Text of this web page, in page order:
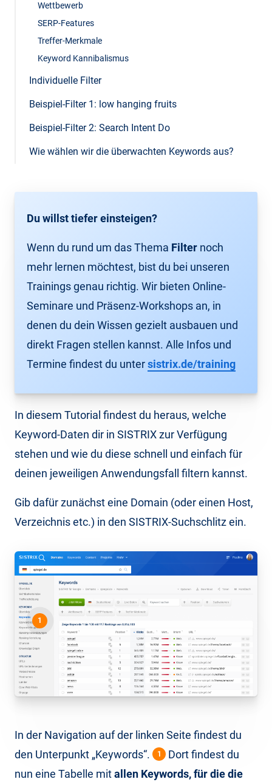
Wettbewerb
SERP-Features
Treffer-Merkmale
Keyword Kannibalismus
Individuelle Filter
Beispiel-Filter 1: low hanging fruits
Beispiel-Filter 2: Search Intent Do
Wie wählen wir die überwachten Keywords aus?
Du willst tiefer einsteigen?
Wenn du rund um das Thema Filter noch
mehr lernen möchtest, bist du bei unseren
Trainings genau richtig. Wir bieten Online-
Seminare und Präsenz-Workshops an, in
denen du dein Wissen gezielt ausbauen und
direkt Fragen stellen kannst. Alle Infos und
Termine findest du untersistrix.de/training
In diesem Tutorial findest du heraus, welche
Keyword-Daten dir in SISTRIX zur Verfügung
stehen und wie du diese schnell und einfach für
deinen jeweiligen Anwendungsfall filtern kannst.
Gib dafür zunächst eine Domain (oder einen Host,
Verzeichnis etc.) in den SISTRIX-Suchschlitz ein.
1
In der Navigation auf der linken Seite findest du
den Unterpunkt „Keywords“.
1
Dort findest du
nun eine Tabelle mitallen Keywords, für die die